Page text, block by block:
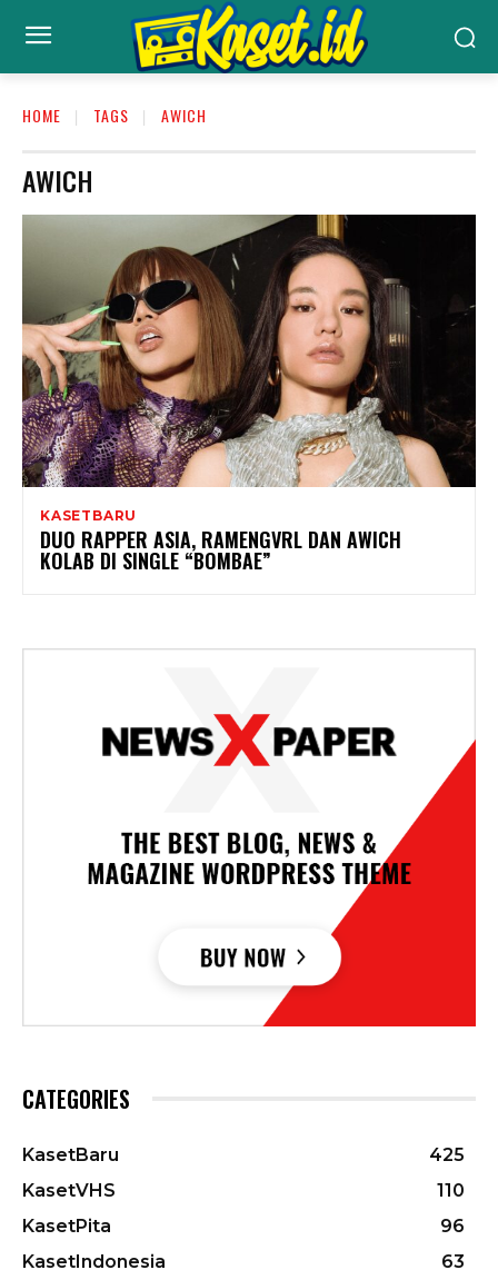
HOME TAGS AWICH
AWICH
KASETBARU
DUO RAPPER ASIA, RAMENGVRL DAN AWICH
KOLAB DI SINGLE “BOMBAE”
CATEGORIES
KasetBaru
425
KasetVHS
110
KasetPita
96
KasetIndonesia
63